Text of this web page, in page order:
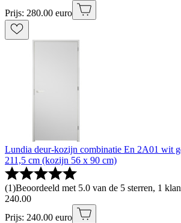
Prijs: 280.00 euro
Lundia deur-kozijn combinatie En 2A01 wit
211,5 cm (kozijn 56 x 90 cm)
(1)Beoordeeld met 5.0 van de 5 sterren, 1
240.00
Prijs: 240.00 euro